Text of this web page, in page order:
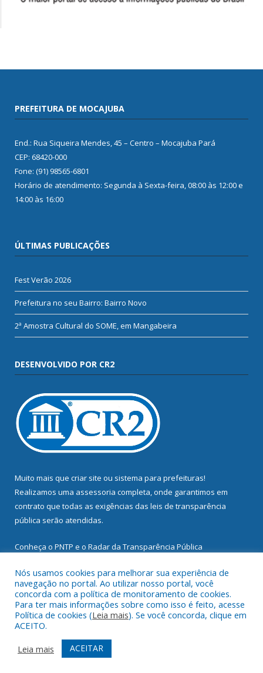
PREFEITURA DE MOCAJUBA
End.: Rua Siqueira Mendes, 45 – Centro – Mocajuba Pará
CEP: 68420-000
Fone: (91) 98565-6801
Horário de atendimento: Segunda à Sexta-feira, 08:00 às 12:00 e
14:00 às 16:00
ÚLTIMAS PUBLICAÇÕES
Fest Verão 2026
Prefeitura no seu Bairro: Bairro Novo
2ª Amostra Cultural do SOME, em Mangabeira
DESENVOLVIDO POR CR2
Muito mais que criar site ou sistema para prefeituras!
Realizamos uma assessoria completa, onde garantimos em
contrato que todas as exigências das leis de transparência
pública serão atendidas.
Conheça o PNTP e o Radar da Transparência Pública
Todos os direitos reservados a Prefeitura Municipal de
Mocajuba.
Mapa do Site
Acessar Área Administrativa
Acessar Webmail
Nós usamos cookies para melhorar sua experiência de
navegação no portal. Ao utilizar nosso portal, você
concorda com a política de monitoramento de cookies.
Para ter mais informações sobre como isso é feito, acesse
Política de cookies (Leia mais). Se você concorda, clique em
ACEITO.
Leia mais
ACEITAR